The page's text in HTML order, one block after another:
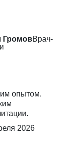
ГромовВрач-
опытом.
2026